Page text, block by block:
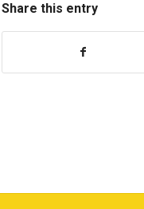
Share this entry